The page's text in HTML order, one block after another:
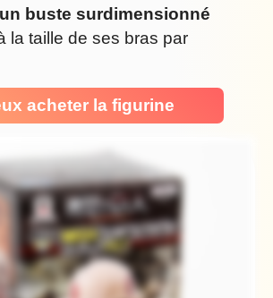
un buste surdimensionné
la taille de ses bras par
acheter la figurine